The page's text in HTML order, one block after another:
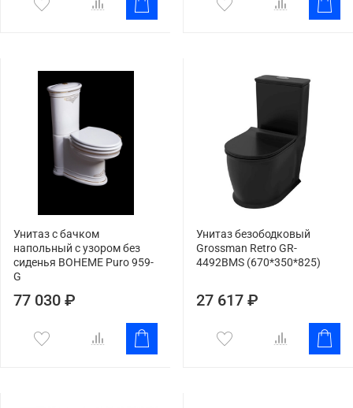
Унитаз с бачком
напольный с узором без
сиденья BOHEME Puro 959-
G
77 030 ₽
Унитаз безободковый
Grossman Retro GR-
4492BMS (670*350*825)
27 617 ₽